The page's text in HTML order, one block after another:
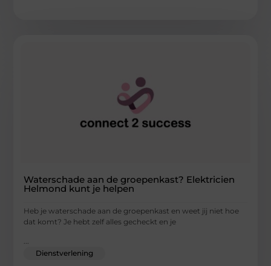
Waterschade aan de groepenkast? Elektricien
Helmond kunt je helpen
Heb je waterschade aan de groepenkast en weet jij niet hoe
dat komt? Je hebt zelf alles gecheckt en je
...
Dienstverlening